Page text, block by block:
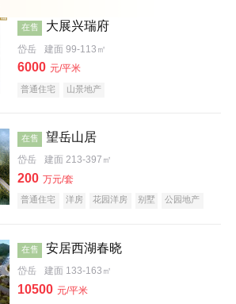
在售 大展兴瑞府
岱岳 建面 99-113㎡
6000 元/平米
普通住宅 山景地产
在售 望岳山居
岱岳 建面 213-397㎡
200 万元/套
普通住宅 洋房 花园洋房 别墅
公园地产
在售
安居西湖春晓
岱岳 建面 133-163㎡
10500 元/平米